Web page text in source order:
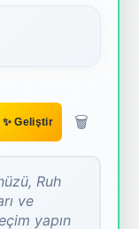
✨ Geliştir 🗑️